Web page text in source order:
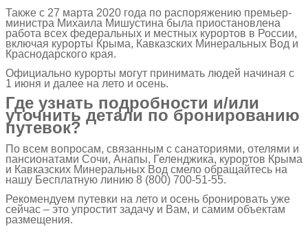
Также с 27 марта 2020 года по распоряжению премьер-
министра Михаила Мишустина была приостановлена
работа всех федеральных и местных курортов в России,
включая курорты Крыма, Кавказских Минеральных Вод и
Краснодарского края.
Официально курорты могут принимать людей начиная с
1 июня и далее на лето и осень.
Где узнать подробности и/или
уточнить детали по бронированию
путевок?
По всем вопросам, связанным с санаториями, отелями и
пансионатами Сочи, Анапы, Геленджика, курортов Крыма
и Кавказских Минеральных Вод смело обращайтесь на
нашу Бесплатную линию 8 (800) 700-51-55.
Рекомендуем путевки на лето и осень бронировать уже
сейчас – это упростит задачу и Вам, и самим объектам
размещения.